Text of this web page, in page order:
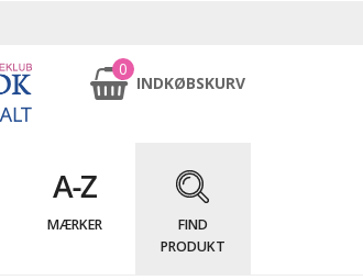
0
INDKØBSKURV
MÆRKER
FIND
PRODUKT